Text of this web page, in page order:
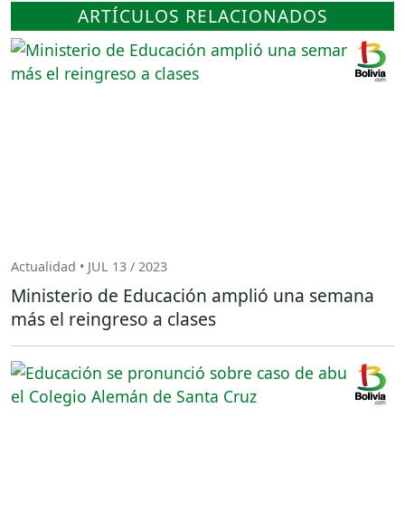
ARTÍCULOS RELACIONADOS
Actualidad • JUL 13 / 2023
Ministerio de Educación amplió una semana
más el reingreso a clases